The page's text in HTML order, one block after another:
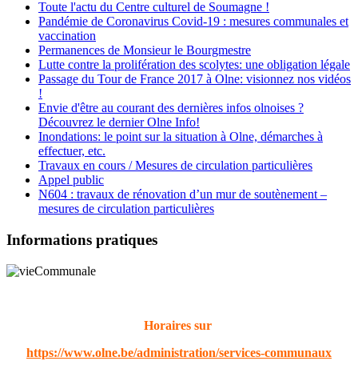
Toute l'actu du Centre culturel de Soumagne !
Pandémie de Coronavirus Covid-19 : mesures communales et
vaccination
Permanences de Monsieur le Bourgmestre
Lutte contre la prolifération des scolytes: une obligation légale
Passage du Tour de France 2017 à Olne: visionnez nos vidéos
!
Envie d'être au courant des dernières infos olnoises ?
Découvrez le dernier Olne Info!
Inondations: le point sur la situation à Olne, démarches à
effectuer, etc.
Travaux en cours / Mesures de circulation particulières
Appel public
N604 : travaux de rénovation d’un mur de soutènement –
mesures de circulation particulières
Informations pratiques
Horaires sur
https://www.olne.be/administration/services-communaux